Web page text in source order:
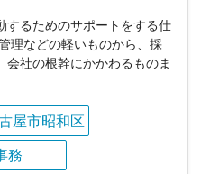
するためのサポートをする仕
理などの軽いものから、採
社の根幹にかかわるものま
屋市昭和区
務